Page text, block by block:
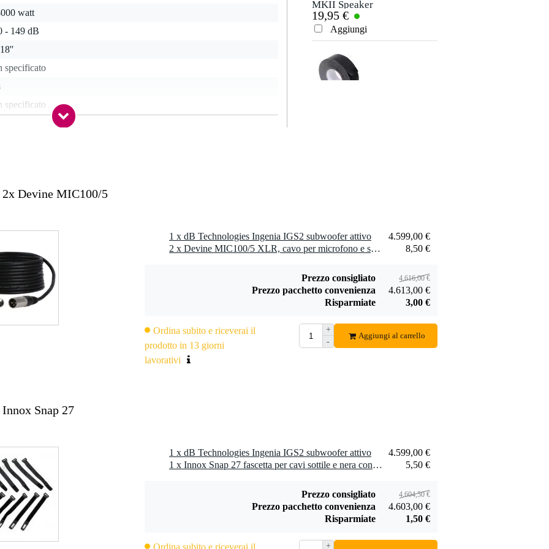
watt
- 149 dB
specificato
specificato
specified
39 Hz
applicabile
DSP presets
x 126,0 x 68,0 cm
MKII Speaker
Stand, 1.8m
19,95 €
Aggiungi
Audio Receiver
49,00 €
Aggiungi
Devine MIC100/5
1 x dB Technologies Ingenia IGS2 subwoofer attivo
4.599,00 €
2 x Devine MIC100/5 XLR, cavo per microfono e segnale, 5 m
8,50 €
Prezzo consigliato 4.616,00 €
Prezzo pacchetto convenienza
4.613,00 €
Risparmiate
3,00 €
Ordina subito e riceverai il
prodotto in 13 giorni
lavorativi
+
-
Aggiungi al carrello
Snap 27
1 x dB Technologies Ingenia IGS2 subwoofer attivo
4.599,00 €
1 x Innox Snap 27 fascetta per cavi sottile e nera con chiusure a strappo (10 pezzi)
5,50 €
Prezzo consigliato 4.604,50 €
Prezzo pacchetto convenienza
4.603,00 €
Risparmiate
1,50 €
+